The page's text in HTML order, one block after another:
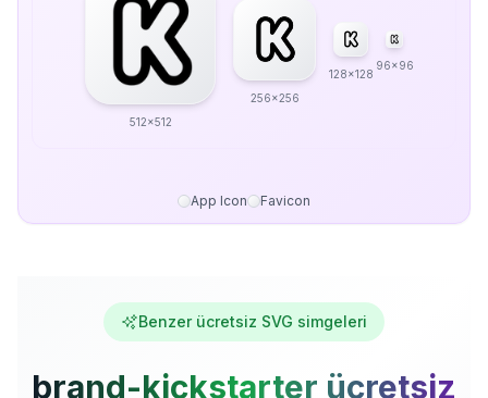
512x512
256x256
128x128
96x96
App Icon Favicon
Benzer ücretsiz SVG simgeleri
brand-kickstarter ücretsiz